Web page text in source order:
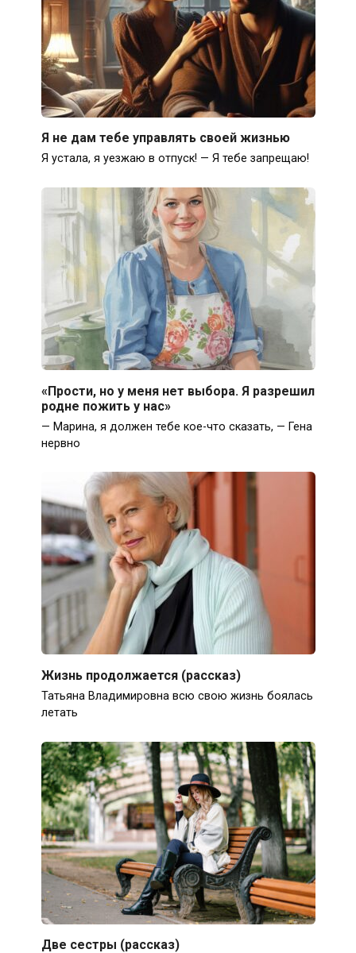
Я не дам тебе управлять своей жизнью
Я устала, я уезжаю в отпуск! — Я тебе запрещаю!
«Прости, но у меня нет выбора. Я разрешил
родне пожить у нас»
— Марина, я должен тебе кое-что сказать, — Гена
нервно
Жизнь продолжается (рассказ)
Татьяна Владимировна всю свою жизнь боялась
летать
Две сестры (рассказ)